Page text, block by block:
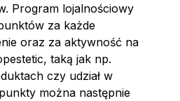
Program lojalnościowy
za każde
oraz za aktywność na
taką jak np.
czy udział w
można następnie